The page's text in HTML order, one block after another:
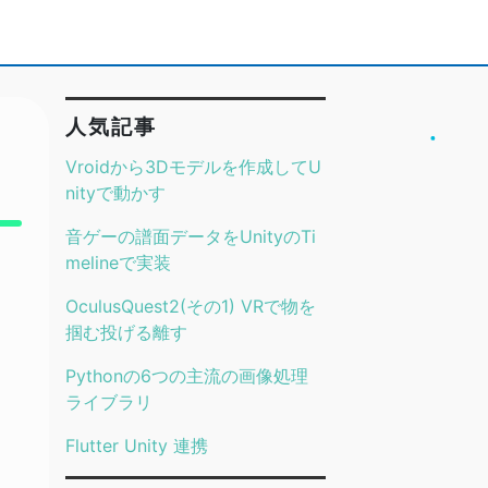
人気記事
Vroidから3Dモデルを作成してU
nityで動かす
音ゲーの譜面データをUnityのTi
melineで実装
OculusQuest2(その1) VRで物を
掴む投げる離す
Pythonの6つの主流の画像処理
ライブラリ
Flutter Unity 連携